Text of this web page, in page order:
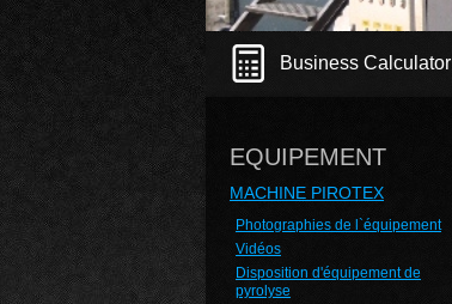
Business Calculator
EQUIPEMENT
MACHINE PIROTEX
Photographies de l`équipement
Vidéos
Disposition d'équipement de
pyrolyse